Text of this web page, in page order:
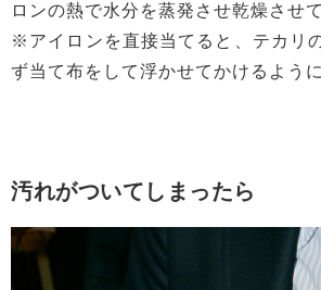
ロンの熱で水分を蒸発させ乾燥させ
※アイロンを直接当てると、テカリ
ず当て布をして浮かせてかけるよう
汚れがついてしまったら